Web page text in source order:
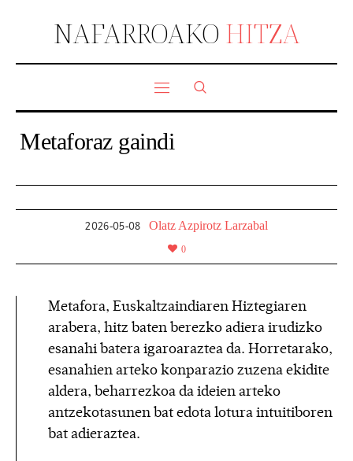
NAFARROAKO HITZA
Metaforaz gaindi
2026-05-08 Olatz Azpirotz Larzabal
0
Metafora, Euskaltzaindiaren Hiztegiaren
arabera, hitz baten berezko adiera irudizko
esanahi batera igaroaraztea da. Horretarako,
esanahien arteko konparazio zuzena ekidite
aldera, beharrezkoa da ideien arteko
antzekotasunen bat edota lotura intuitiboren
bat adieraztea.